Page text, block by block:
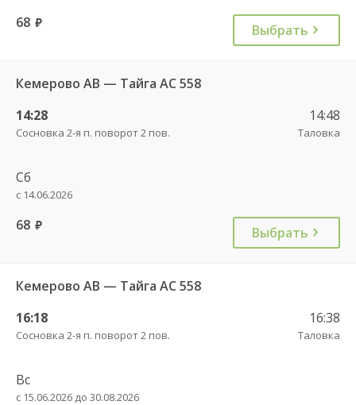
68 руб. Выбрать
Кемерово АВ — Тайга АС 558
14:28
Сосновка 2-я п. поворот 2 пов.
14:48
Таловка
Сб
с 14.06.2026
68 руб. Выбрать
Кемерово АВ — Тайга АС 558
16:18
Сосновка 2-я п. поворот 2 пов.
16:38
Таловка
Вс
с 15.06.2026 до 30.08.2026